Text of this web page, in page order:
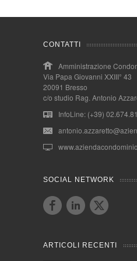
CONTATTI
Amministrazione
Via Papa Giovanni XXIII° 43
20091 Bresso
c/o studio Rag. Antonio
InfoLine: (+39)
SOCIAL NETWORK
ARTICOLI RECENTI